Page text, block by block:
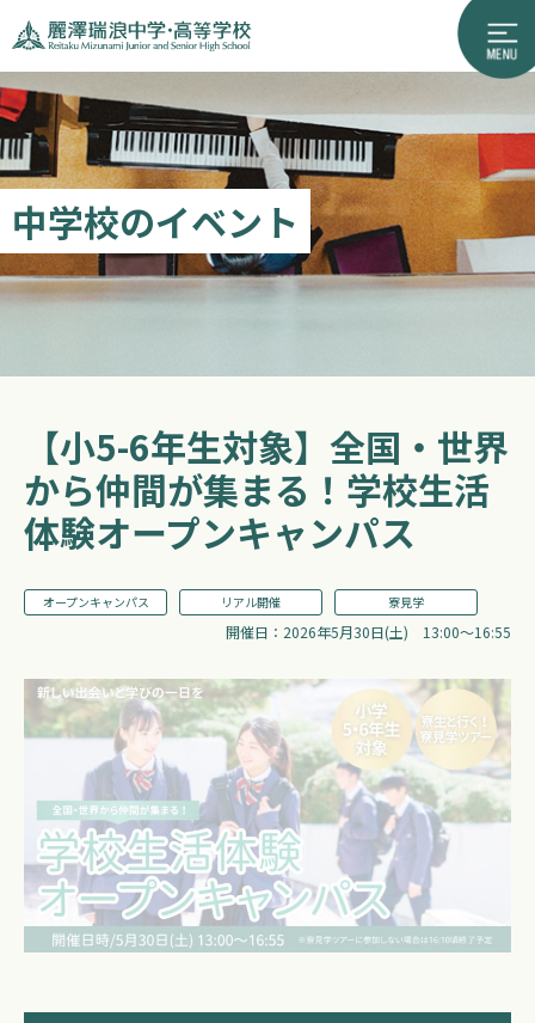
中学校のイベント
【小5-6年生対象】全国・世界
から仲間が集まる！学校生活
体験オープンキャンパス
オープンキャンパス リアル開催 寮見学
開催日：2026年5月30日(土) 13:00～16:55